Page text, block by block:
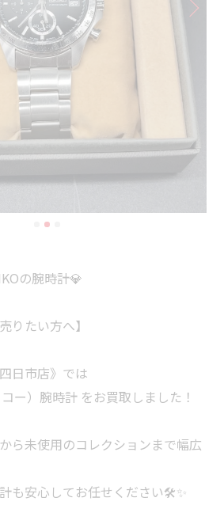
の腕時計💎
りたい方へ】
日市店》では
ー）腕時計 をお買取しました！
ら未使用のコレクションまで幅広
も安心してお任せください🛠✨